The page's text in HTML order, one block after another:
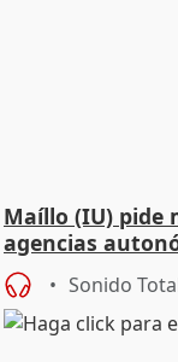
Maíllo (IU) pide
agencias
Sonido